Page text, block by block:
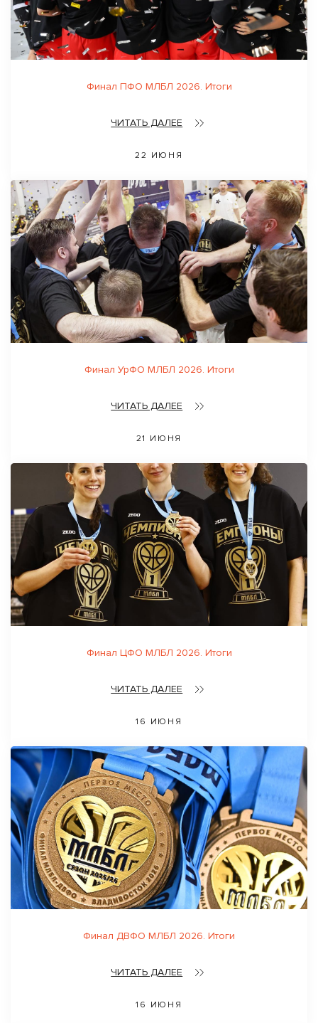
Финал ПФО МЛБЛ 2026. Итоги
ЧИТАТЬ ДАЛЕЕ
22 ИЮНЯ
Финал УрФО МЛБЛ 2026. Итоги
ЧИТАТЬ ДАЛЕЕ
21 ИЮНЯ
Финал ЦФО МЛБЛ 2026. Итоги
ЧИТАТЬ ДАЛЕЕ
16 ИЮНЯ
Финал ДВФО МЛБЛ 2026. Итоги
ЧИТАТЬ ДАЛЕЕ
16 ИЮНЯ